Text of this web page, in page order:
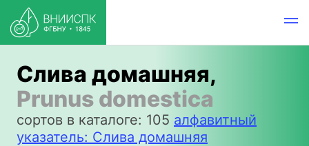
Слива домашняя,
Prunus domestica
сортов в каталоге: 105 алфавитный
указатель: Слива домашняя